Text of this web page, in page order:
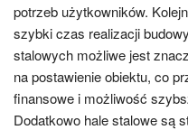
potrzeb użytkowników.
szybki czas realizacji
stalowych możliwe jest
na postawienie obiektu, co
finansowe i możliwość
Dodatkowo hale stalowe są